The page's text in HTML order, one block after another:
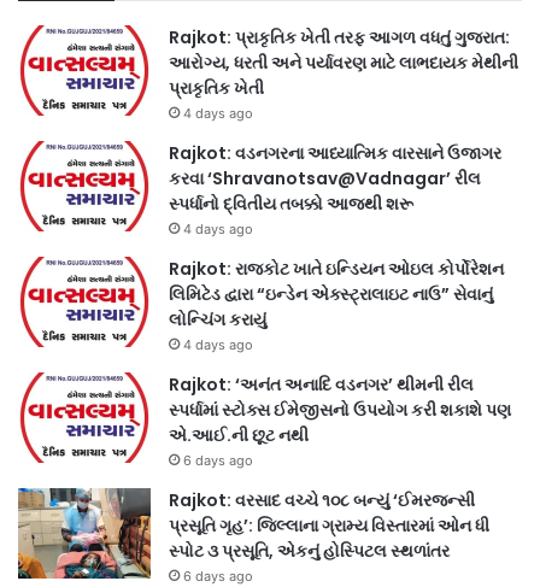
Rajkot: પ્રાકૃતિક ખેતી તરફ આગળ વધતું ગુજરાત:
આરોગ્ય, ધરતી અને પર્યાવરણ માટે લાભદાયક મેથીની
પ્રાકૃતિક ખેતી
4 days ago
Rajkot: વડનગરના આધ્યાત્મિક વારસાને ઉજાગર
કરવા ‘Shravanotsav@Vadnagar’ રીલ
સ્પર્ધાનો દ્વિતીય તબક્કો આજથી શરૂ
4 days ago
Rajkot: રાજકોટ ખાતે ઇન્ડિયન ઓઇલ કોર્પોરેશન
લિમિટેડ દ્વારા “ઇન્ડેન એક્સ્ટ્રાલાઇટ નાઉ” સેવાનું
લોન્ચિંગ કરાયું
4 days ago
Rajkot: ‘અનંત અનાદિ વડનગર’ થીમની રીલ
સ્પર્ધામાં સ્ટોક્સ ઈમેજીસનો ઉપયોગ કરી શકાશે પણ
એ.આઈ.ની છૂટ નથી
6 days ago
Rajkot: વરસાદ વચ્ચે ૧૦૮ બન્યું ‘ઈમરજન્સી
પ્રસૂતિ ગૃહ’: જિલ્લાના ગ્રામ્ય વિસ્તારમાં ઓન ધી
સ્પોટ ૩ પ્રસૂતિ, એકનું હોસ્પિટલ સ્થળાંતર
6 days ago